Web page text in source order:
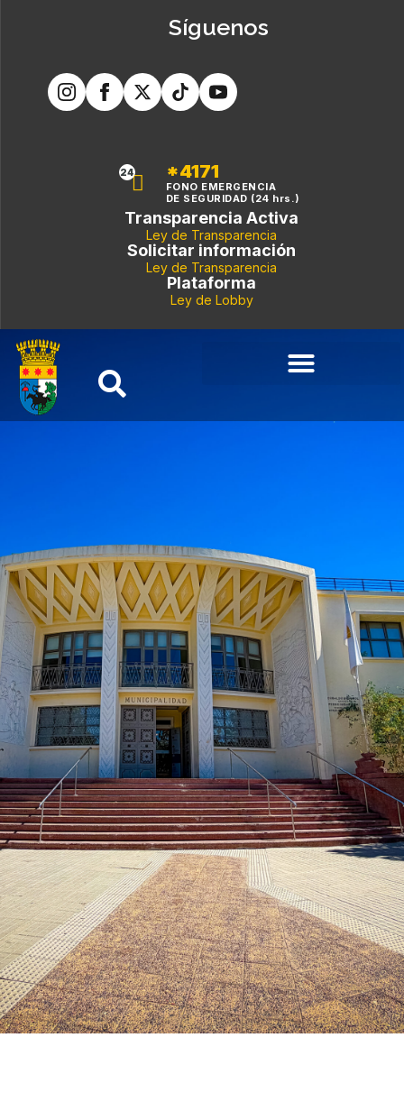
Síguenos
24 *4171
FONO EMERGENCIA
DE SEGURIDAD (24 hrs.)
Transparencia Activa
Ley de Transparencia
Solicitar información
Ley de Transparencia
Plataforma
Ley de Lobby